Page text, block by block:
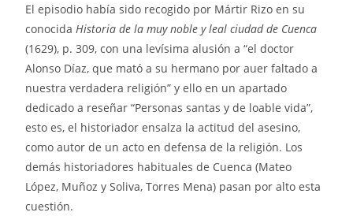
El episodio había sido recogido por Mártir Rizo en su
conocidaHistoria de la muy noble y leal ciudad de Cuenca
(1629), p. 309, con una levísima alusión a “el doctor
Alonso Díaz, que mató a su hermano por auer faltado a
nuestra verdadera religión” y ello en un apartado
dedicado a reseñar “Personas santas y de loable vida”,
esto es, el historiador ensalza la actitud del asesino,
como autor de un acto en defensa de la religión. Los
demás historiadores habituales de Cuenca (Mateo
López, Muñoz y Soliva, Torres Mena) pasan por alto esta
cuestión.